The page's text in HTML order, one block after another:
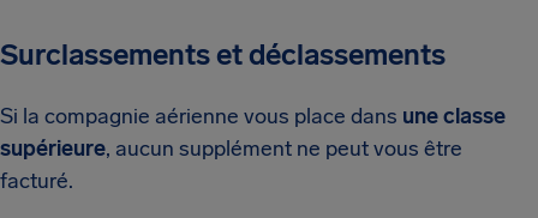
Surclassements et déclassements
Si la compagnie aérienne vous place dans une classe
supérieure, aucun supplément ne peut vous être
facturé.